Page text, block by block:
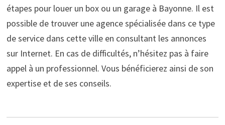
étapes pour louer un box ou un garage à Bayonne. Il est
possible de trouver une agence spécialisée dans ce type
de service dans cette ville en consultant les annonces
sur Internet. En cas de difficultés, n’hésitez pas à faire
appel à un professionnel. Vous bénéficierez ainsi de son
expertise et de ses conseils.